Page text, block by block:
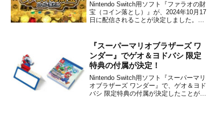
Nintendo Switch用ソフト『ファラオの財
宝（コイン落とし）』が、2024年10月17
日に配信されることが決定しました。販
引価格で購入することができます。ゲー
ム紹介 映像本作は、「...
『スーパーマリオブラザーズ ワ
ンダー』でゲオ＆ヨドバシ 限定
特典の付属が決定！
Nintendo Switch用ソフト『スーパーマリ
オブラザーズ ワンダー』で、ゲオ＆ヨド
バシ 限定特典の付属が決定したことが発